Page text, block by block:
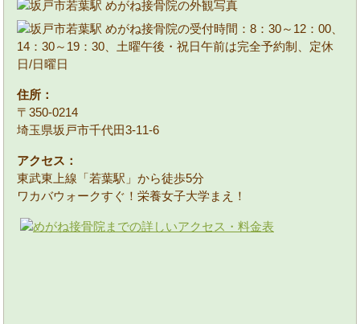
住所：
〒350-0214
埼玉県坂戸市千代田3-11-6
アクセス：
東武東上線「若葉駅」から徒歩5分
ワカバウォークすぐ！栄養女子大学まえ！